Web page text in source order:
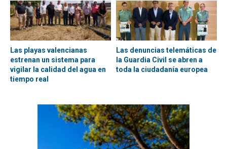
Las playas valencianas
estrenan un sistema para
vigilar la calidad del agua en
tiempo real
Las denuncias telemáticas de
la Guardia Civil se abren a
toda la ciudadanía europea